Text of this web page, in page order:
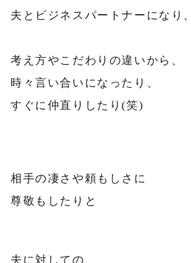
夫とビジネスパートナーになり、
考え方やこだわりの違いから、
時々言い合いになったり、
すぐに仲直りしたり(笑)
相手の凄さや頼もしさに
尊敬もしたりと
夫に対しての、